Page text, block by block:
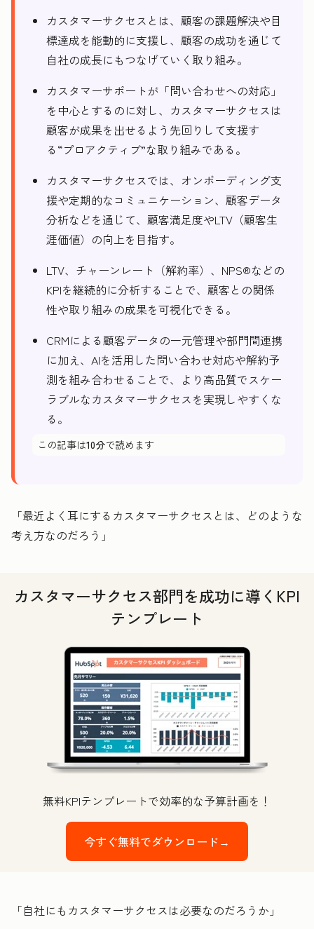
カスタマーサクセスとは、顧客の課題解決や目
標達成を能動的に支援し、顧客の成功を通じて
自社の成長にもつなげていく取り組み。
カスタマーサポートが「問い合わせへの対応」
を中心とするのに対し、カスタマーサクセスは
顧客が成果を出せるよう先回りして支援す
る“プロアクティブ”な取り組みである。
カスタマーサクセスでは、オンボーディング支
援や定期的なコミュニケーション、顧客データ
分析などを通じて、顧客満足度やLTV（顧客生
涯価値）の向上を目指す。
LTV、チャーンレート（解約率）、NPS®などの
KPIを継続的に分析することで、顧客との関係
性や取り組みの成果を可視化できる。
CRMによる顧客データの一元管理や部門間連携
に加え、AIを活用した問い合わせ対応や解約予
測を組み合わせることで、より高品質でスケー
ラブルなカスタマーサクセスを実現しやすくな
る。
この記事は10分で読めます
「最近よく耳にするカスタマーサクセスとは、どのような
考え方なのだろう」
カスタマーサクセス部門を成功に導くKPI
テンプレート
無料KPIテンプレートで効率的な予算計画を！
今すぐ無料でダウンロード→
「自社にもカスタマーサクセスは必要なのだろうか」